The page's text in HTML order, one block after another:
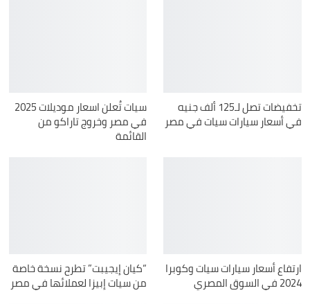
تخفيضات تصل لـ125 ألف جنيه
في أسعار سيارات سيات في مصر
سيات تُعلن اسعار موديلات 2025
في مصر وخروج تاراكو من
القائمة
ارتفاع أسعار سيارات سيات وكوبرا
2024 في السوق المصري
“كيان إيجيبت” تطرح نسخة خاصة
من سيات إبيزا لعملائها في مصر